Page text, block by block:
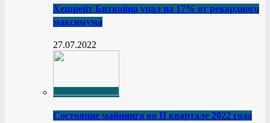
Хешрейт Биткойна упал на 17% от рекордного
максимума
27.07.2022
Состояние майнинга во II квартале 2022 года